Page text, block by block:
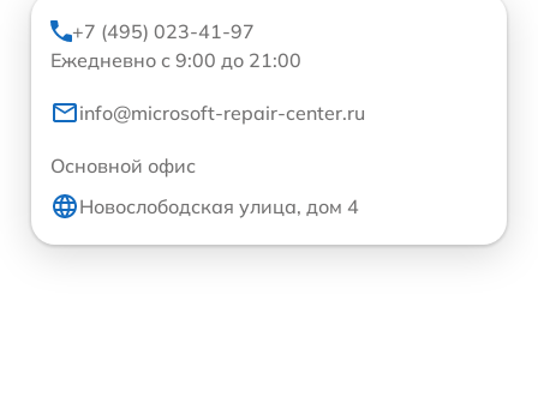
+7 (495) 023-41-97
Ежедневно с 9:00 до 21:00
info@microsoft-repair-center.ru
Основной офис
Новослободская улица, дом 4